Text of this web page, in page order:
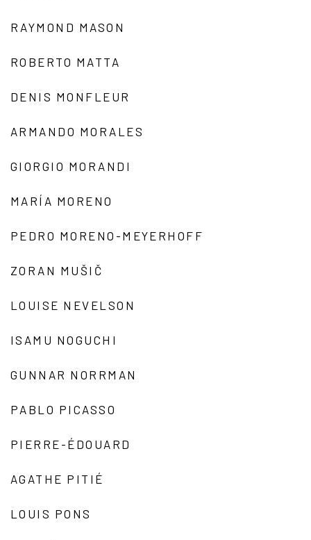
RAYMOND MASON
ROBERTO MATTA
DENIS MONFLEUR
ARMANDO MORALES
GIORGIO MORANDI
MARÍA MORENO
PEDRO MORENO-MEYERHOFF
ZORAN MUŠIČ
LOUISE NEVELSON
ISAMU NOGUCHI
GUNNAR NORRMAN
PABLO PICASSO
PIERRE-ÉDOUARD
AGATHE PITIÉ
LOUIS PONS